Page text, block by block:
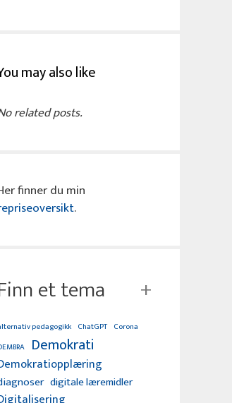
may also like
related posts.
finner du min
.
et tema
pedagogikk ChatGPT Corona
Demokrati
digitale læremidler